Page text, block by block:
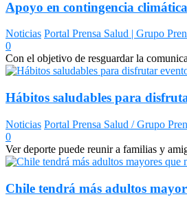
Apoyo en contingencia
Noticias Portal Prensa Salud | Grupo
0
Con el objetivo de resguardar la
Hábitos saludables para
Noticias Portal Prensa Salud / Grupo
0
Ver deporte puede reunir a familias y
Chile tendrá más adultos